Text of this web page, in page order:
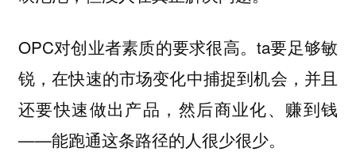
OPC对创业者素质的要求很高。ta要足够敏
锐，在快速的市场变化中捕捉到机会，并且
还要快速做出产品，然后商业化、赚到钱
——能跑通这条路径的人很少很少。